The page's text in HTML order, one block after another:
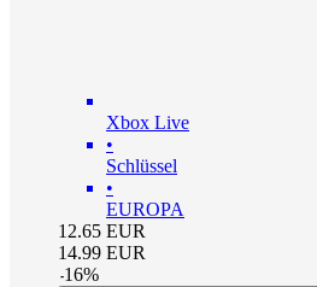
Xbox Live
•
Schlüssel
•
EUROPA
12.65 EUR
14.99 EUR
-16%